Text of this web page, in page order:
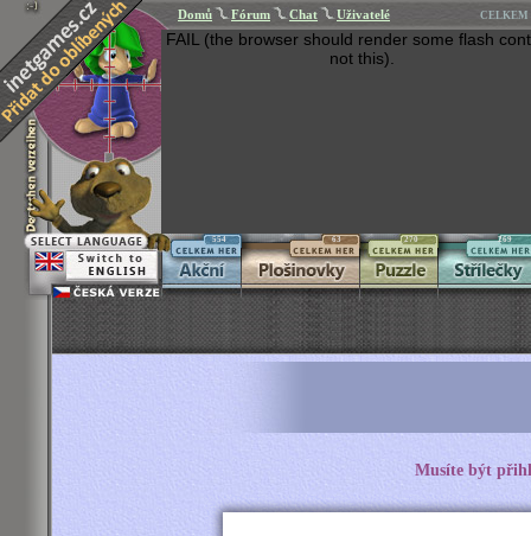
Domů Fórum Chat Uživatelé CELKEM
FAIL (the browser should render some flash
not this).
554 63 270 269
Musíte být